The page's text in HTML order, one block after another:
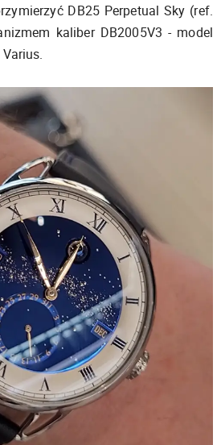
DB25 Perpetual Sky (ref.
kaliber DB2005V3 - model